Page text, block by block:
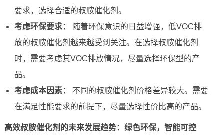
要求，选择合适的叔胺催化剂。
考虑环保要求：
随着环保意识的日益增强，低VOC排
放的叔胺催化剂越来越受到关注。在选择叔胺催化剂
时，需要考虑其VOC排放情况，尽量选择环保型的产
品。
考虑成本因素：
不同的叔胺催化剂价格差异较大。需要
在满足性能要求的前提下，尽量选择性价比高的产品。
高效叔胺催化剂的未来发展趋势：绿色环保，智能可控